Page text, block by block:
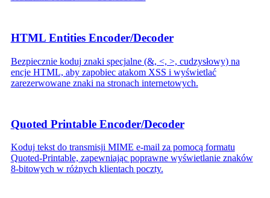
HTML Entities Encoder/Decoder
Bezpiecznie koduj znaki specjalne (&, <, >, cudzysłowy) na
encje HTML, aby zapobiec atakom XSS i wyświetlać
zarezerwowane znaki na stronach internetowych.
Quoted Printable Encoder/Decoder
Koduj tekst do transmisji MIME e-mail za pomocą formatu
Quoted-Printable, zapewniając poprawne wyświetlanie znaków
8-bitowych w różnych klientach poczty.